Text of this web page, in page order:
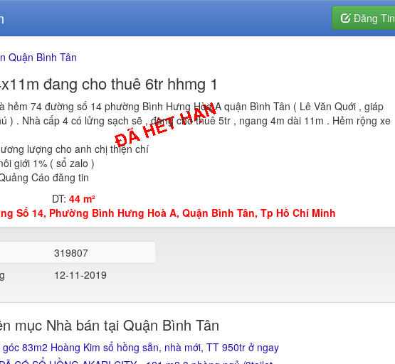
Đăng Tin
Quận Bình Tân
đang cho thuê 6tr hhmg 1
hẻm 74 đường số 14 phường Bình Hưng Hòa A quận Bình Tân ( Lê Văn Quới , giáp
) . Nhà cấp 4 có lửng sạch sẽ , đang cho thuê 5tr , ngang 4m dài 11m . Hẻm rộng xe
lượng cho anh chị thiện chí
giới 1% ( sổ zalo )
Cáo đăng tin
DT: 44 m²
Số 14, Phường Bình Hưng Hoà A, Quận Bình Tân, Tp Hồ Chí Minh
319807
12-11-2019
mục Nhà bán tại Quận Bình Tân
83m2 Hoàng Kim sổ hồng sẵn, nhà mới, TT 950tr ở ngay